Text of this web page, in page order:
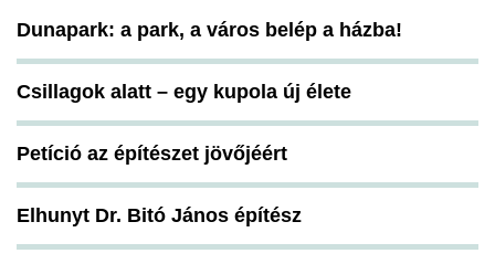
Dunapark: a park, a város belép a házba!
Csillagok alatt – egy kupola új élete
Petíció az építészet jövőjéért
Elhunyt Dr. Bitó János építész